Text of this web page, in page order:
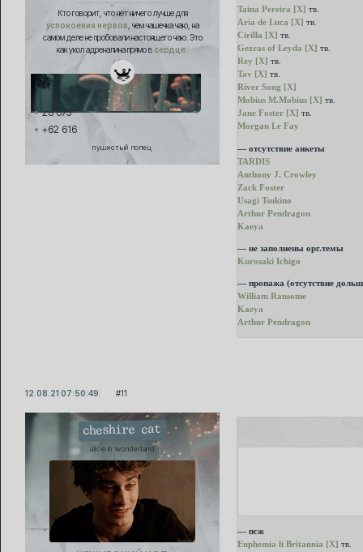
Кто говорит, что нет ничего лучше для
успокоения нервов , чем чашечка чаю, на
самом деле не пробовали настоящего чаю. Это
как укол адреналина прямо в сердце.
28 675
+62 616
пушистый попец
Taina Pereira [X] тв.
Aria de Luca [X] тв.
Cirilla [X] тв.
Gezras of Leyda [X] тв.
Rey [X] тв.
Tav [X] тв.
River Song [X]
Mobius M.Mobius [Х] тв.
Jane Foster [Х] тв.
Morgan Le Fay
— отсутствие анкеты
TARDIS
Anthony J. Crowley
Zack Foster
Usagi Tsukino
Arthur Pendragon
Kaeya
— не заполнены орг.темы
Kurosaki Ichigo
— пропажа (отсутствие
William Ransome
Kaeya
Arthur Pendragon
11
12.08.21 07:50:49
cheshire cat
alice in wonderland
— псж
Euphemia li Britannia [X] тв.